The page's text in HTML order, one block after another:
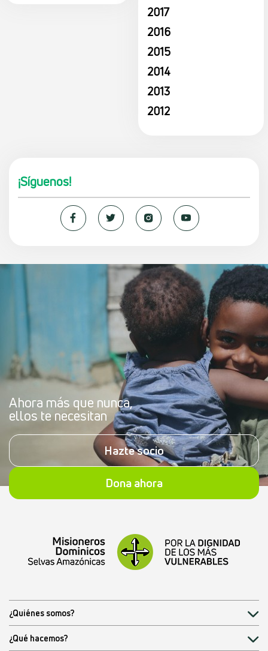
2017
2016
2015
2014
2013
2012
¡Síguenos!
Ahora más que nunca,
ellos te necesitan
Hazte socio
Dona ahora
¿Quiénes somos?
¿Qué hacemos?